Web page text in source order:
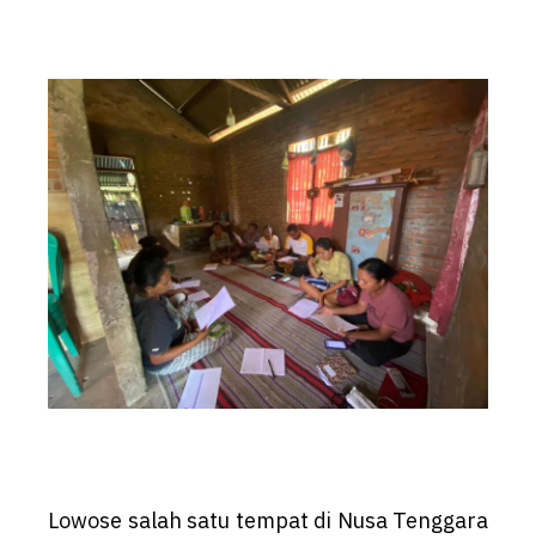
Lowose salah satu tempat di Nusa Tenggara